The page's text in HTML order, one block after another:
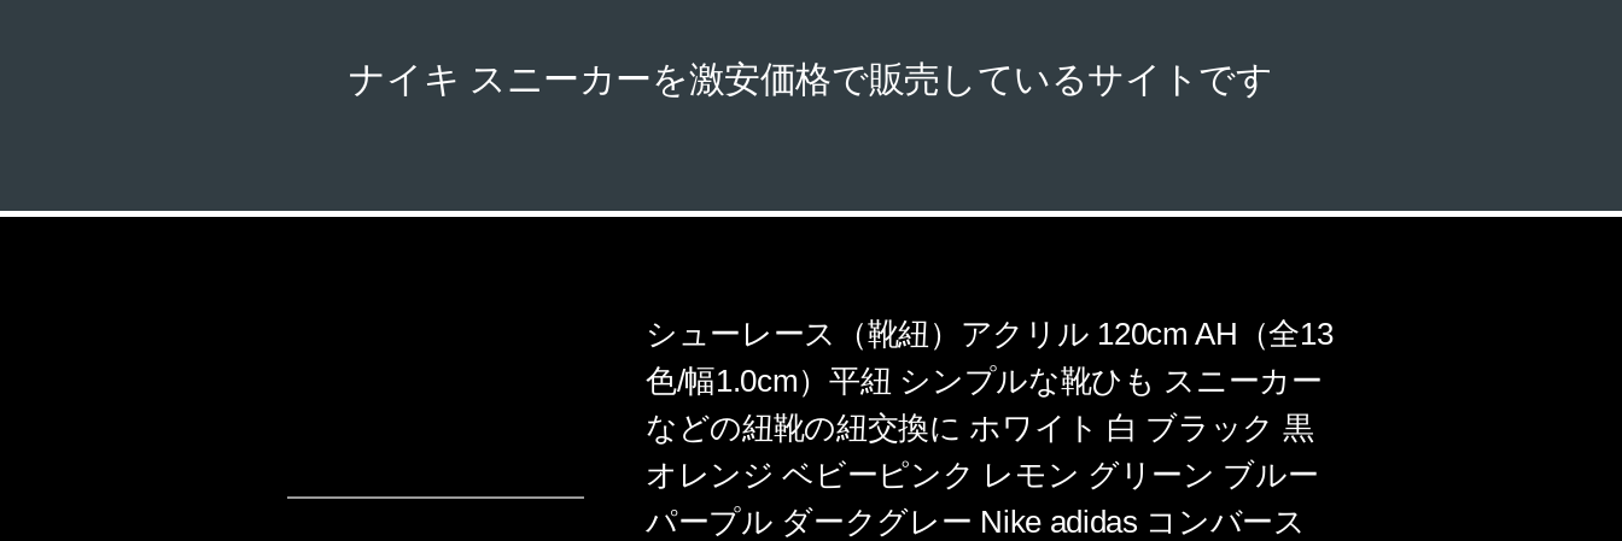
ナイキ スニーカーを激安価格で販売しているサイトです
シューレース（靴紐）アクリル 120cm AH（全13
色/幅1.0cm）平紐 シンプルな靴ひも スニーカー
などの紐靴の紐交換に ホワイト 白 ブラック 黒
オレンジ ベビーピンク レモン グリーン ブルー
パープル ダークグレー Nike adidas コンバース